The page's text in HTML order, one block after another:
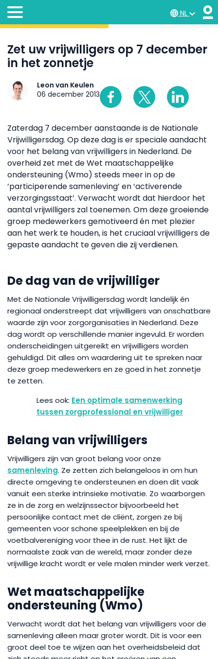
NL
Zet uw vrijwilligers op 7 december
in het zonnetje
Leon van Keulen
06 december 2013
Zaterdag 7 december aanstaande is de Nationale
Vrijwilligersdag. Op deze dag is er speciale aandacht
voor het belang van vrijwilligers in Nederland. De
overheid zet met de Wet maatschappelijke
ondersteuning (Wmo) steeds meer in op de
‘participerende samenleving’ en ‘activerende
verzorgingsstaat’. Verwacht wordt dat hierdoor het
aantal vrijwilligers zal toenemen. Om deze groeiende
groep medewerkers gemotiveerd én met plezier
aan het werk te houden, is het cruciaal vrijwilligers de
gepaste aandacht te geven die zij verdienen.
De dag van de vrijwilliger
Met de Nationale Vrijwilligersdag wordt landelijk én
regionaal onderstreept dat vrijwilligers van onschatbare
waarde zijn voor zorgorganisaties in Nederland. Deze
dag wordt op verschillende manier ingevuld. Er worden
onderscheidingen uitgereikt en vrijwilligers worden
gehuldigd. Dit alles om waardering uit te spreken naar
deze groep medewerkers en ze goed in het zonnetje
te zetten.
Een optimale samenwerking
tussen zorgprofessional en vrijwilliger
Belang van vrijwilligers
Vrijwilligers zijn van groot belang voor onze
samenleving. Ze zetten zich belangeloos in om hun
directe omgeving te ondersteunen en doen dit vaak
vanuit een sterke intrinsieke motivatie. Zo waarborgen
ze in de zorg en welzijnssector bijvoorbeeld het
persoonlijke contact met de cliënt, zorgen ze bij
gemeenten voor schone speelplekken en bij de
voetbalvereniging voor thee in de rust. Het lijkt de
normaalste zaak van de wereld, maar zonder deze
vrijwillige kracht wordt er vele malen minder werk verzet.
Wet maatschappelijke
ondersteuning (Wmo)
Verwacht wordt dat het belang van vrijwilligers voor de
samenleving alleen maar groter wordt. Dit is voor een
groot deel toe te wijzen aan het overheidsbeleid dat